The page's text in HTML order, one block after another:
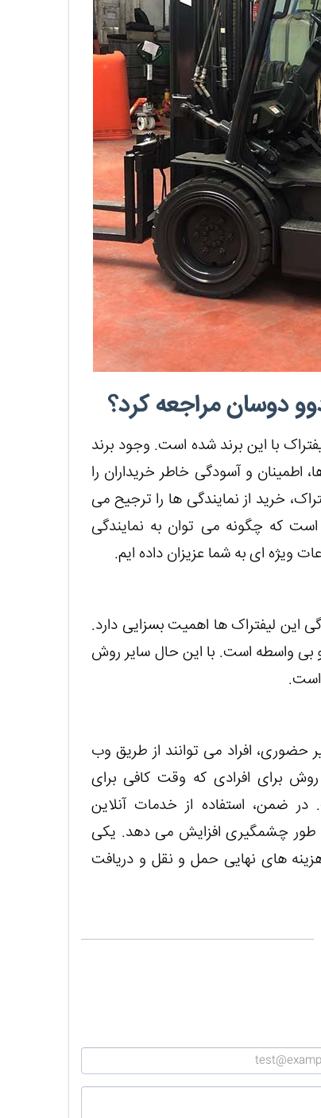
دوسان مراجعه کرد؟
با این برند شده است. وجود برند
اطمینان و آسودگی خاطر خریداران را
خرید از نمایندگی ها را ترجیح می
که چگونه می توان به نمایندگی
ویژه ای به شما عزیزان داده ایم.
این لیفتراک ها اهمیت بسزایی دارد.
بی واسطه است. با این حال سایر روش
است.
حضوری، افراد می توانند از طریق وب
برای افرادی که وقت کافی برای
ضمن، استفاده از خدمات آنلاین
طور چشمگیری افزایش می دهد. یکی
های نهایی حمل و نقل و دریافت